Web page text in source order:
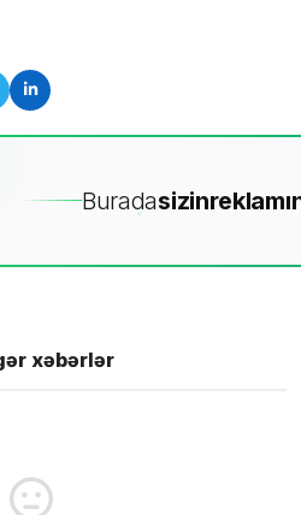
Buradasizin
xəbərlər